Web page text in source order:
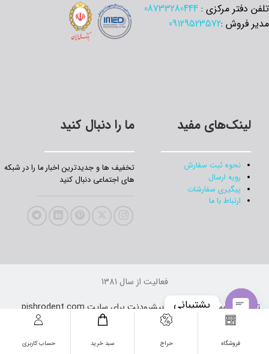
تلفن دفتر مرکزی : 08733280444
مدیر فروش :09129523572
لینک‌های مفید
نحوه ثبت سفارش
رویه ارسال
پیگیری سفارشات
ارتباط با ما
ما را دنبال کنید
تخفیف‌ ها و جدیدترین‌ اخبار ما را در شبکه
های اجتماعی دنبال کنید
فعالیت از سال 1381
تمامی حقوق مادی و معنوی پیشرودنت برای سایت pishrodent.com
محفوظ است.
فروشگاه حراج سبد خرید حساب کاربری
پشتیبانی